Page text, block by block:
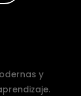
y